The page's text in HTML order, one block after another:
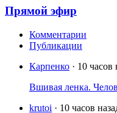
Прямой эфир
Комментарии
Публикации
Карпенко · 10 часов
Вшивая ленка.
krutoi · 10 часов